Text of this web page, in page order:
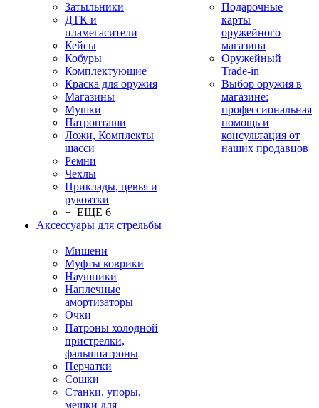
Затыльники
ДТК и
пламегасители
Кейсы
Кобуры
Комплектующие
Краска для оружия
Магазины
Мушки
Патронташи
Ложи, Комплекты
шасси
Ремни
Чехлы
Приклады, цевья и
рукоятки
+ ЕЩЕ 6
Аксессуары для стрельбы
Мишени
Муфты коврики
Наушники
Наплечные
амортизаторы
Очки
Патроны холодной
пристрелки,
фальшпатроны
Перчатки
Сошки
Станки, упоры,
мешки для
Подарочные
карты
оружейного
магазина
Оружейный
Trade-in
Выбор оружия в
магазине:
профессиональная
помощь и
консультация от
наших продавцов